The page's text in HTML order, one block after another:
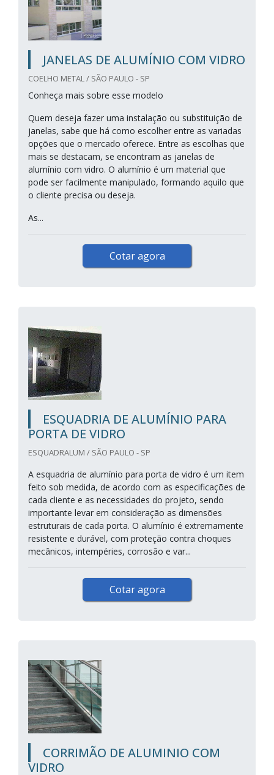
JANELAS DE ALUMÍNIO COM VIDRO
COELHO METAL / SÃO PAULO - SP
Conheça mais sobre esse modelo
Quem deseja fazer uma instalação ou substituição de
janelas, sabe que há como escolher entre as variadas
opções que o mercado oferece. Entre as escolhas que
mais se destacam, se encontram as janelas de
alumínio com vidro. O alumínio é um material que
pode ser facilmente manipulado, formando aquilo que
o cliente precisa ou deseja.
As...
Cotar agora
ESQUADRIA DE ALUMÍNIO PARA
PORTA DE VIDRO
ESQUADRALUM / SÃO PAULO - SP
A esquadria de alumínio para porta de vidro é um item
feito sob medida, de acordo com as especificações de
cada cliente e as necessidades do projeto, sendo
importante levar em consideração as dimensões
estruturais de cada porta. O alumínio é extremamente
resistente e durável, com proteção contra choques
mecânicos, intempéries, corrosão e var...
Cotar agora
CORRIMÃO DE ALUMINIO COM
VIDRO